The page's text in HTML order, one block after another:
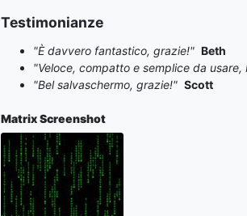
Testimonianze
"È davvero fantastico, grazie!" Beth
"Veloce, compatto e semplice da usare,
"Bel salvaschermo, grazie!" Scott
MatrixScreenshot